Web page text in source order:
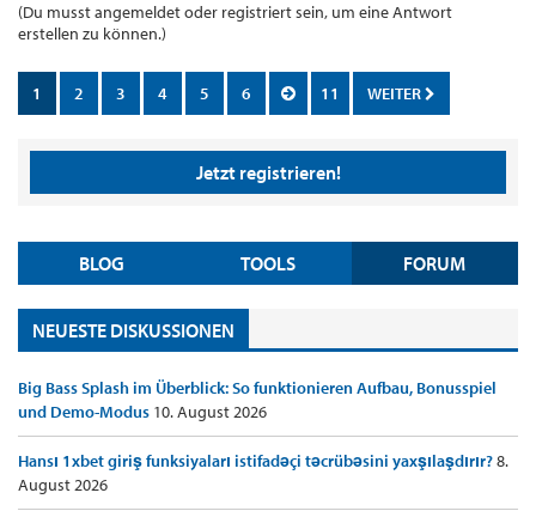
(Du musst angemeldet oder registriert sein, um eine Antwort
erstellen zu können.)
1 2 3 4 5 6 11 WEITER
Jetzt registrieren!
BLOG TOOLS FORUM
NEUESTE DISKUSSIONEN
Big Bass Splash im Überblick: So funktionieren Aufbau, Bonusspiel
und Demo-Modus 10. August 2026
Hansı 1xbet giriş funksiyaları istifadəçi təcrübəsini yaxşılaşdırır?8.
August 2026